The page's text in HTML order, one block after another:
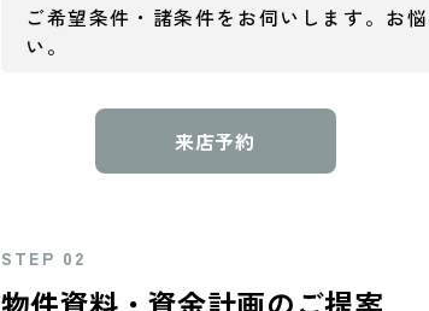
ご希望条件・諸条件をお伺いします。お
い。
来店予約
STEP 02